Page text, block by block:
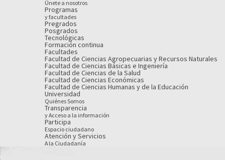
Únete a nosotros
Programas
y facultades
Pregrados
Posgrados
Tecnológicas
Formación continua
Facultades
Facultad de Ciencias Agropecuarias y Recursos Naturales
Facultad de Ciencias Básicas e Ingeniería
Facultad de Ciencias de la Salud
Facultad de Ciencias Económicas
Facultad de Ciencias Humanas y de la Educación
Universidad
Quiénes Somos
Transparencia
y Acceso a la información
Participa
Espacio ciudadano
Atención y Servicios
A la Ciudadanía